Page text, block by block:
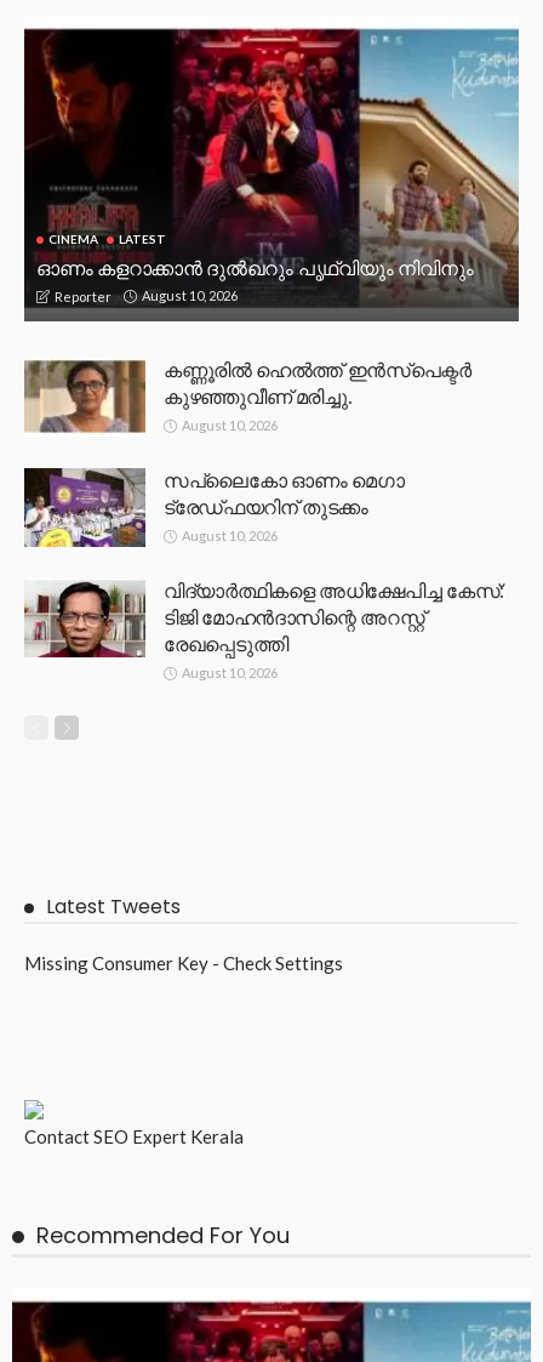
CINEMA LATEST
ഓണം കളറാക്കാൻ ദുൽഖറും പൃഥ്വിയും നിവിനും
Reporter August 10, 2026
കണ്ണൂരില്‍ ഹെല്‍ത്ത് ഇന്‍സ്‌പെക്ടര്‍
കുഴഞ്ഞുവീണ് മരിച്ചു.
August 10, 2026
സപ്ലൈകോ ഓണം മെഗാ
ട്രേഡ്ഫയറിന് തുടക്കം
August 10, 2026
വിദ്യാർത്ഥികളെ അധിക്ഷേപിച്ച കേസ്:
ടിജി മോഹൻദാസിന്റെ അറസ്റ്റ്
രേഖപ്പെടുത്തി
August 10, 2026
Latest Tweets
Missing Consumer Key - Check Settings
ContactSEO Expert Kerala
Recommended For You